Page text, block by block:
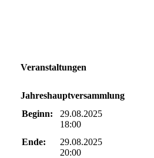
Veranstaltungen
Jahreshauptversammlung
Beginn:
29.08.2025
18:00
Ende:
29.08.2025
20:00